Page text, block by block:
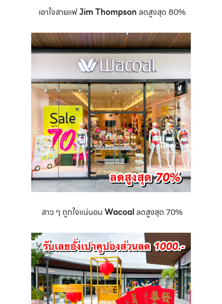
เอาใจสายแฟJim Thompson ลดสูงสุด 80%
สาว ๆ ถูกใจแน่นอน Wacoalลดสูงสุด 70%